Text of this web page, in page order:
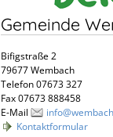
Gemeinde
Bifigstraße 2
79677 Wembach
Telefon 07673 327
Fax 07673 888458
E-Mail
Kontaktformular